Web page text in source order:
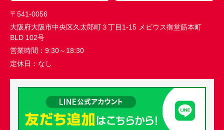
〒541-0056
大阪府大阪市中央区久太郎町３丁目1-15 メビウス御堂筋本町
BLD 102号
営業時間： 9:30～18:30
定休日： なし